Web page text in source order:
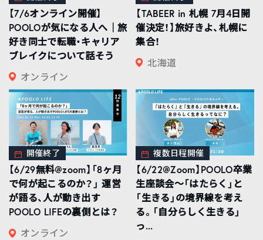
【7/6オンライン開催】
POOLOが気になる人へ｜旅
好き同士で転職・キャリア
ブレイクについて話そう
オンライン
【TABEER in 札幌 7月4日開
催決定！】旅好きよ、札幌に
集合！
北海道
開催終了
【6/29無料@zoom】「8ヶ月
で何が起こるのか？」 運営
が語る、人が動き出す
POOLO LIFEの裏側とは？
オンライン
複数日程開催
【6/22@Zoom】POOLO卒業
生座談会〜「はたらく」と
「生きる」の境界線を考え
る。「自分らしく生きる」
っ...